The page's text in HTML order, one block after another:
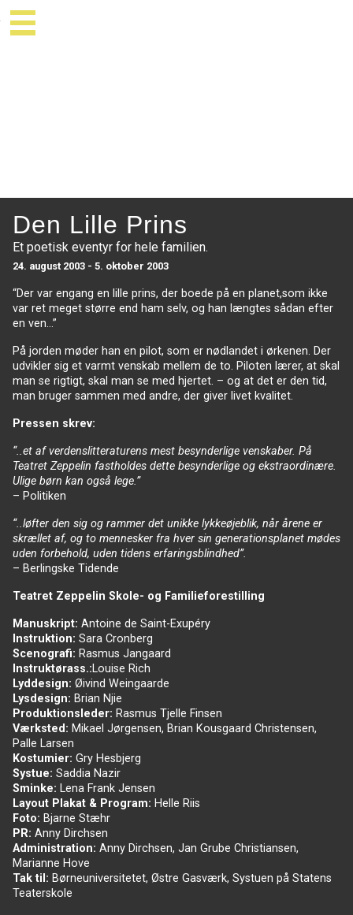
Den Lille Prins
Et poetisk eventyr for hele familien.
24. august 2003 - 5. oktober 2003
“Der var engang en lille prins, der boede på en planet,som ikke
var ret meget større end ham selv, og han længtes sådan efter
en ven…”
På jorden møder han en pilot, som er nødlandet i ørkenen. Der
udvikler sig et varmt venskab mellem de to. Piloten lærer, at skal
man se rigtigt, skal man se med hjertet. – og at det er den tid,
man bruger sammen med andre, der giver livet kvalitet.
Pressen skrev:
“..et af verdenslitteraturens mest besynderlige venskaber. På
Teatret Zeppelin fastholdes dette besynderlige og ekstraordinære.
Ulige børn kan også lege.”
– Politiken
“..løfter den sig og rammer det unikke lykkeøjeblik, når årene er
skrællet af, og to mennesker fra hver sin generationsplanet mødes
uden forbehold, uden tidens erfaringsblindhed”.
– Berlingske Tidende
Teatret Zeppelin Skole- og Familieforestilling
Manuskript: Antoine de Saint-Exupéry
Instruktion: Sara Cronberg
Scenografi: Rasmus Jangaard
Instruktørass.:Louise Rich
Lyddesign: Øivind Weingaarde
Lysdesign: Brian Njie
Produktionsleder: Rasmus Tjelle Finsen
Værksted: Mikael Jørgensen, Brian Kousgaard Christensen,
Palle Larsen
Kostumier: Gry Hesbjerg
Systue: Saddia Nazir
Sminke: Lena Frank Jensen
Layout Plakat & Program: Helle Riis
Foto: Bjarne Stæhr
PR: Anny Dirchsen
Administration: Anny Dirchsen, Jan Grube Christiansen,
Marianne Hove
Tak til: Børneuniversitetet, Østre Gasværk, Systuen på Statens
Teaterskole